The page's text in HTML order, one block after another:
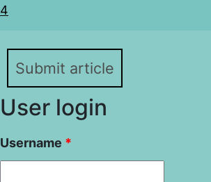
4
Submit article
User login
Username *